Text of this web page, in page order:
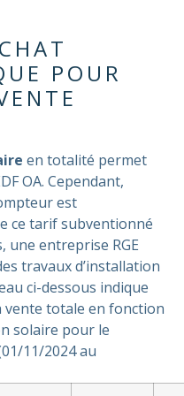
POUR
en totalité permet
OA. Cependant,
est
ce tarif subventionné
une entreprise RGE
travaux d’installation
ci-dessous indique
totale en fonction
solaire pour le
11/2024 au